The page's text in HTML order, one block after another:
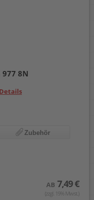
8N
Details
Zubehör
AB 7,49 €
(zzgl. 19% Mwst.)